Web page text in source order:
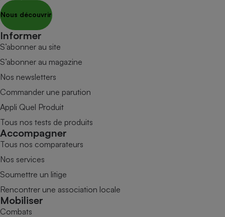
Nous découvrir
Informer
S’abonner au site
S’abonner au magazine
Nos newsletters
Commander une parution
Appli Quel Produit
Tous nos tests de produits
Accompagner
Tous nos comparateurs
Nos services
Soumettre un litige
Rencontrer une association locale
Mobiliser
Combats